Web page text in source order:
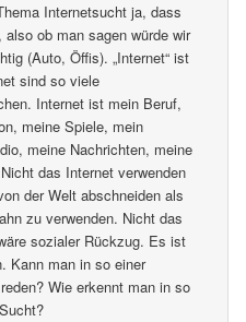
Internetsucht ja, dass
ob man sagen würde wir
(Auto, Öffis). „Internet“ ist
sind so viele
Internet ist mein Beruf,
meine Spiele, mein
meine Nachrichten, meine
das Internet verwenden
der Welt abschneiden als
zu verwenden. Nicht das
sozialer Rückzug. Es ist
Kann man in so einer
Wie erkennt man in so